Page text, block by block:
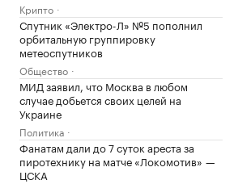
Крипто
Спутник «Электро-Л» №5 пополнил
орбитальную группировку
метеоспутников
Общество
МИД заявил, что Москва в любом
случае добьется своих целей на
Украине
Политика
Фанатам дали до 7 суток ареста за
пиротехнику на матче «Локомотив» —
ЦСКА